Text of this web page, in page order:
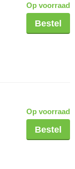
Op voorraad
Bestel
Op voorraad
Bestel